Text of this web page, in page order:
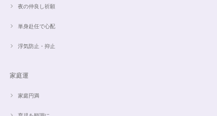
夜の仲良し祈願
単身赴任で心配
浮気防止・抑止
家庭運
家庭円満